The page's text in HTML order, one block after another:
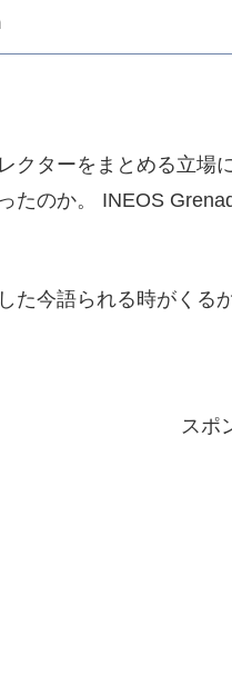
クターをまとめる立場
たのか。 INEOS
た今語られる時がくる
スポ